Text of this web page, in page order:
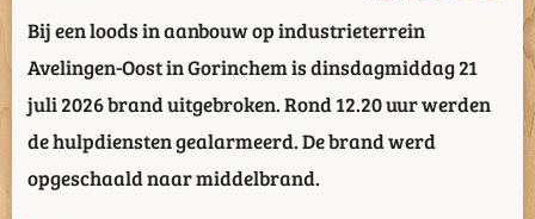
Bij een loods in aanbouw op industrieterrein
Avelingen-Oost in Gorinchem is dinsdagmiddag 21
juli 2026 brand uitgebroken. Rond 12.20 uur werden
de hulpdiensten gealarmeerd. De brand werd
opgeschaald naar middelbrand.